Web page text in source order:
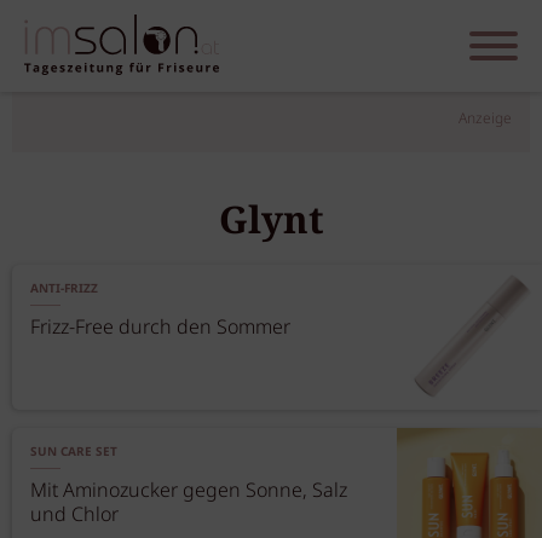
Anzeige
Glynt
ANTI-FRIZZ
Frizz-Free durch den Sommer
SUN CARE SET
Mit Aminozucker gegen Sonne, Salz
und Chlor